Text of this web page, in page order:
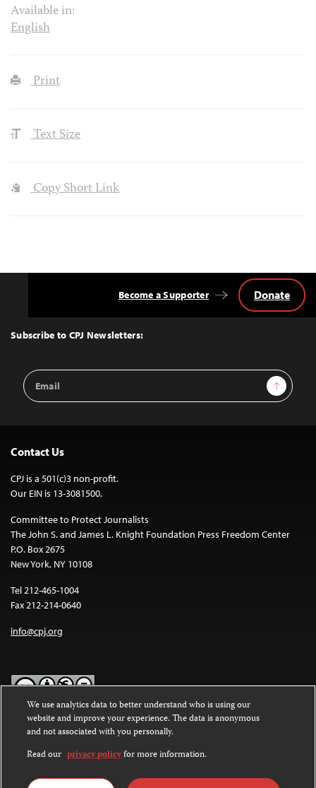
Available in:
English
Print
Text Size
Copy Short Link
Top
Subscribe to CPJ Newsletters:
Email
Address
Sign Up
Become a Supporter Donate
Contact Us
CPJ is a 501(c)3 non-profit.
Our EIN is 13-3081500.
Committee to Protect Journalists
The John S. and James L. Knight Foundation Press Freedom Center
P.O. Box 2675
New York, NY 10108
Tel 212-465-1004
Fax 212-214-0640
info@cpj.org
Except where noted, text on this website is licensed under a
Commons Attribution-NonCommercial-NoDerivatives 4.0
International License.
Images and other media are not covered by the Creative Commons
We use analytics data to better understand who is using our
website and improve your experience. The data is anonymous
and not associated with you personally.
Read our privacy policyfor more information.